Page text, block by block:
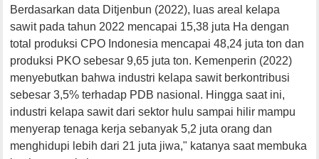
Berdasarkan data Ditjenbun (2022), luas areal kelapa
sawit pada tahun 2022 mencapai 15,38 juta Ha dengan
total produksi CPO Indonesia mencapai 48,24 juta ton dan
produksi PKO sebesar 9,65 juta ton. Kemenperin (2022)
menyebutkan bahwa industri kelapa sawit berkontribusi
sebesar 3,5% terhadap PDB nasional. Hingga saat ini,
industri kelapa sawit dari sektor hulu sampai hilir mampu
menyerap tenaga kerja sebanyak 5,2 juta orang dan
menghidupi lebih dari 21 juta jiwa," katanya saat membuka